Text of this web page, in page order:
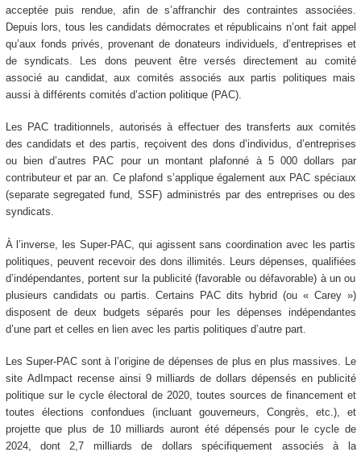
acceptée puis rendue, afin de s’affranchir des contraintes associées.
Depuis lors, tous les candidats démocrates et républicains n’ont fait appel
qu’aux fonds privés, provenant de donateurs individuels, d’entreprises et
de syndicats. Les dons peuvent être versés directement au comité
associé au candidat, aux comités associés aux partis politiques mais
aussi à différents comités d’action politique (PAC).
Les PAC traditionnels, autorisés à effectuer des transferts aux comités
des candidats et des partis, reçoivent des dons d’individus, d’entreprises
ou bien d’autres PAC pour un montant plafonné à 5 000 dollars par
contributeur et par an. Ce plafond s’applique également aux PAC spéciaux
(separate segregated fund, SSF) administrés par des entreprises ou des
syndicats.
À l’inverse, les Super-PAC, qui agissent sans coordination avec les partis
politiques, peuvent recevoir des dons illimités. Leurs dépenses, qualifiées
d’indépendantes, portent sur la publicité (favorable ou défavorable) à un ou
plusieurs candidats ou partis. Certains PAC dits hybrid (ou « Carey »)
disposent de deux budgets séparés pour les dépenses indépendantes
d’une part et celles en lien avec les partis politiques d’autre part.
Les Super-PAC sont à l’origine de dépenses de plus en plus massives. Le
site AdImpact recense ainsi 9 milliards de dollars dépensés en publicité
politique sur le cycle électoral de 2020, toutes sources de financement et
toutes élections confondues (incluant gouverneurs, Congrès, etc.), et
projette que plus de 10 milliards auront été dépensés pour le cycle de
2024, dont 2,7 milliards de dollars spécifiquement associés à la